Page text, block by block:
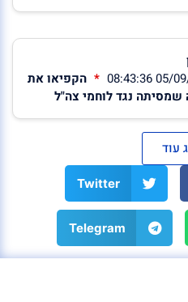
הקפיאו את
שמסיתה נגד לוחמי צה"ל
עוד
Twitter
Telegram